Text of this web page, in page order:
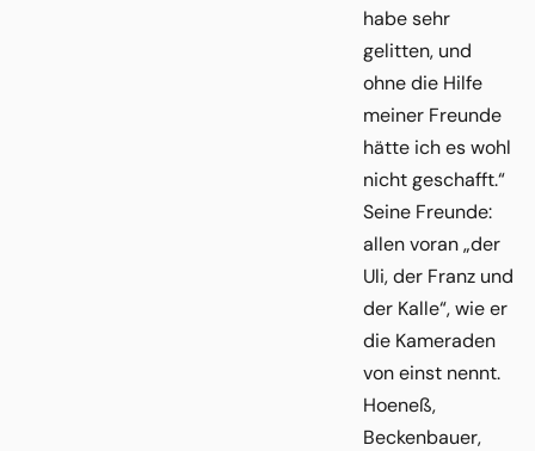
habe sehr
gelitten, und
ohne die Hilfe
meiner Freunde
hätte ich es wohl
nicht geschafft.“
Seine Freunde:
allen voran „der
Uli, der Franz und
der Kalle“, wie er
die Kameraden
von einst nennt.
Hoeneß,
Beckenbauer,